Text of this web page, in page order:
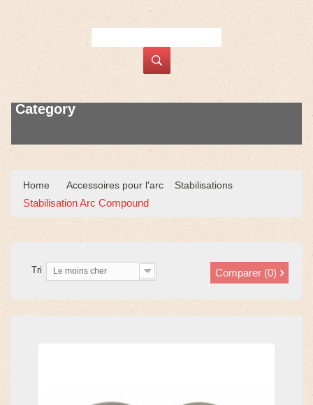
Category
Home Accessoires pour l'arc Stabilisations
Stabilisation Arc Compound
Comparer (0)
Tri Le moins cher